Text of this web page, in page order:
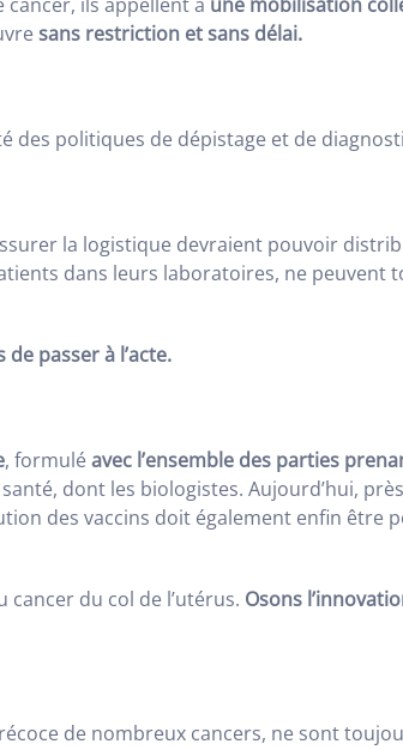
sans restriction et sans délai.
politiques de dépistage et de
la logistique devraient pouvoir
dans leurs laboratoires, ne peuvent
de passer à l’acte.
, formulé avec l’ensemble des parties
dont les biologistes. Aujourd’hui,
des vaccins doit également enfin être
du col de l’utérus. Osons
de nombreux cancers, ne sont